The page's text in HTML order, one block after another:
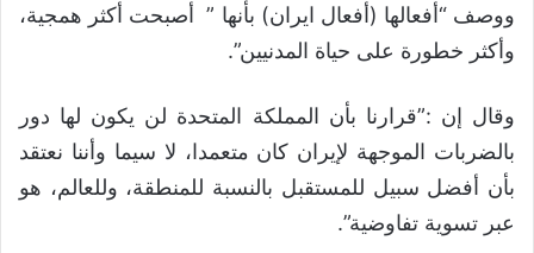
ووصف “أفعالها (أفعال ايران) بأنها ” أصبحت أكثر همجية،
وأكثر خطورة على حياة المدنيين”.
وقال إن :”قرارنا بأن المملكة المتحدة لن يكون لها دور
بالضربات الموجهة لإيران كان متعمدا، لا سيما وأننا نعتقد
بأن أفضل سبيل للمستقبل بالنسبة للمنطقة، وللعالم، هو
عبر تسوية تفاوضية”.